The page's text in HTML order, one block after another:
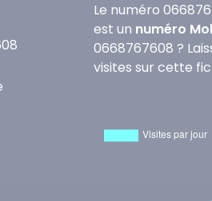
Le numéro
est un numéro
0668767608 ?
visites sur cette